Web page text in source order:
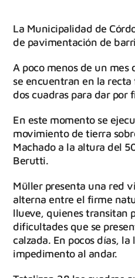
La Municipalidad de
de pavimentación de
A poco menos de un mes
se encuentran en la
dos cuadras para dar por
En este momento se
movimiento de tierra
Machado a la altura del
Berutti.
Müller presenta una red
alterna entre el firme
llueve, quienes transitan
dificultades que se
calzada. En pocos días,
impedimento al andar.